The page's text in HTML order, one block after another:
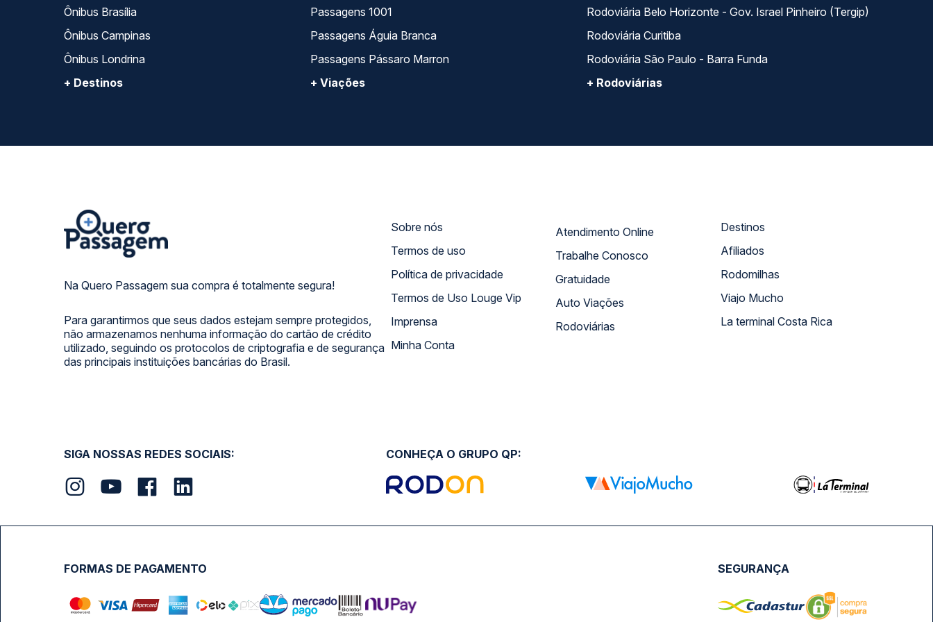
Ônibus Brasília
Ônibus Campinas
Ônibus Londrina
+ Destinos
Passagens 1001
Passagens Águia Branca
Passagens Pássaro Marron
+ Viações
Rodoviária Belo Horizonte - Gov. Israel Pinheiro (Tergip)
Rodoviária Curitiba
Rodoviária São Paulo - Barra Funda
+ Rodoviárias
Na Quero Passagem sua compra é totalmente segura!
Para garantirmos que seus dados estejam sempre protegidos,
não armazenamos nenhuma informação do cartão de crédito
utilizado, seguindo os protocolos de criptografia e de segurança
das principais instituições bancárias do Brasil.
Sobre nós
Termos de uso
Política de privacidade
Termos de Uso Louge Vip
Imprensa
Minha Conta
Atendimento Online
Trabalhe Conosco
Gratuidade
Auto Viações
Rodoviárias
Destinos
Afiliados
Rodomilhas
Viajo Mucho
La terminal Costa Rica
SIGA NOSSAS REDES SOCIAIS: CONHEÇA O GRUPO QP:
FORMAS DE PAGAMENTO SEGURANÇA